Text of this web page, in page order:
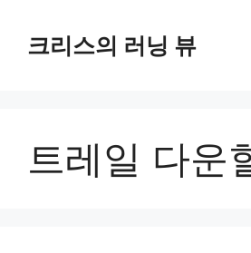
크리스의 러닝 뷰
트레일 다운